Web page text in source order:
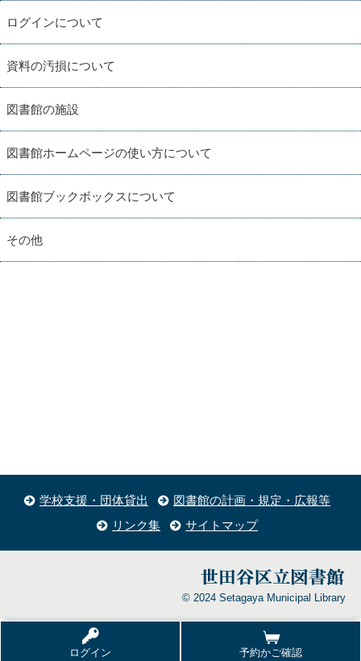
ログイン 予約かご確認
ログインについて
資料の汚損について
図書館の施設
図書館ホームページの使い方について
図書館ブックボックスについて
その他
学校支援・団体貸出
図書館の計画・規定・広報等
リンク集
サイトマップ
© 2024 Setagaya Municipal Library